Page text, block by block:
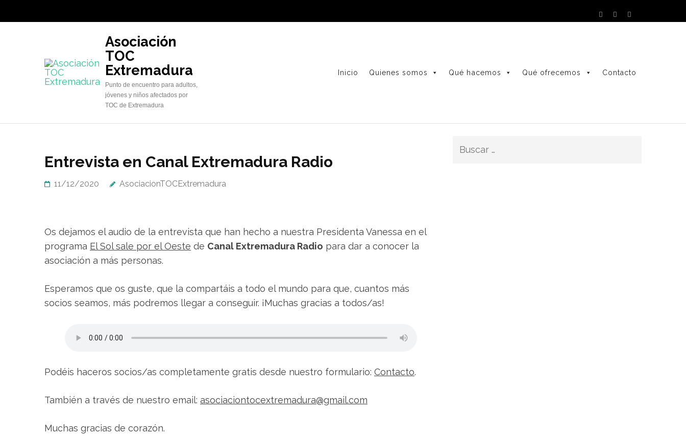
al
Asociación
TOC
Extremadura
Punto de encuentro para adultos,
jóvenes y niños afectados por
TOC de Extremadura
Inicio Quienes somos Qué hacemos Qué ofrecemos Contacto
Entrevista en Canal Extremadura Radio
11/12/2020 AsociacionTOCExtremadura
Os dejamos el audio de la entrevista que han hecho a nuestra Presidenta Vanessa en el
programa El Sol sale por el Oeste de Canal Extremadura Radio para dar a conocer la
asociación a más personas.
Esperamos que os guste, que la compartáis a todo el mundo para que, cuantos más
socios seamos, más podremos llegar a conseguir. ¡Muchas gracias a todos/as!
Podéis haceros socios/as completamente gratis desde nuestro formulario: Contacto.
También a través de nuestro email: asociaciontocextremadura@gmail.com
Muchas gracias de corazón.
Buscar: